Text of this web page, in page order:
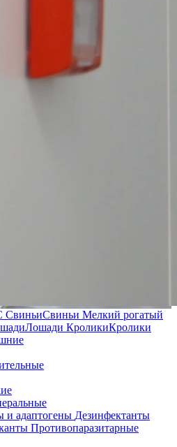
СвиньиСвиньи Мелкий рогатый
Лошади КроликиКролики
и адаптогены Дезинфектанты
Противопаразитарные